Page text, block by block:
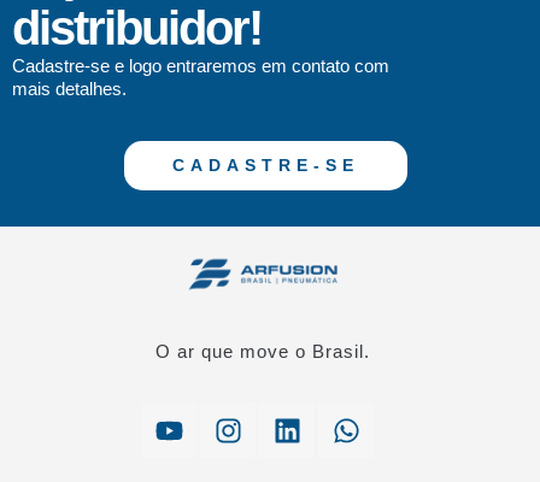
distribuidor!
Cadastre-se e logo entraremos em contato com
mais detalhes.
CADASTRE-SE
O ar que move o Brasil.